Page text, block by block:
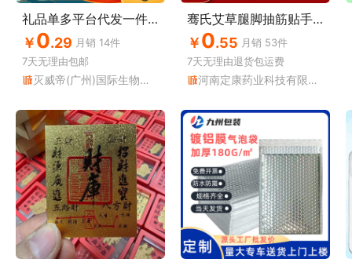
礼品单多平台代发一件代发包邮纸巾小礼品代发专用快递1.5元全包
￥0.29 月销 14件
7天无理由包邮
灭威帝(广州)国际生物科技有限公司
骞氏艾草腿脚抽筋贴手脚麻木关节疼艾叶热敷贴发热艾灸腰腿贴正品
￥0.55 月销 53件
7天无理由退货包运费
河南定康药业科技有限公司